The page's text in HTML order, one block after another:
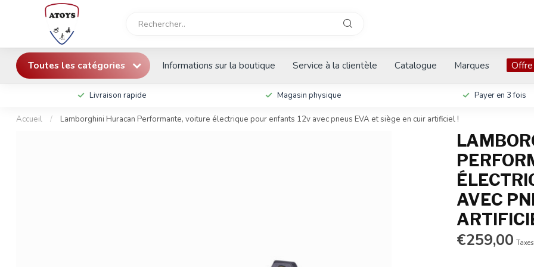
Toutes les catégories Informations sur la boutique Service à la clientèle Catalogue Marques
Livraison rapide Magasin physique Payer en 3 fois
Accueil / Lamborghini Huracan Performante, voiture électrique pour enfants 12v avec pneus EVA et siège en cuir artificiel !
AVEC
€259,00